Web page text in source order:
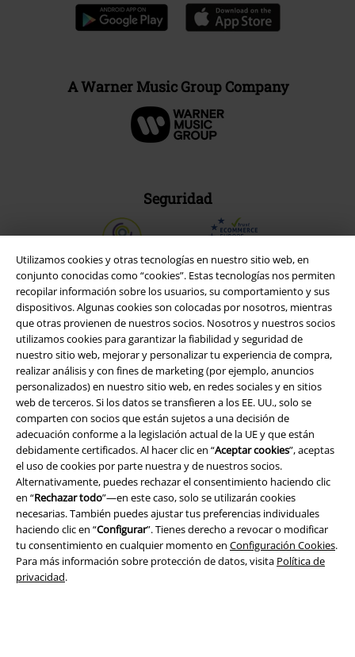
Utilizamos cookies y otras tecnologías en nuestro sitio web, en
conjunto conocidas como “cookies”. Estas tecnologías nos permiten
recopilar información sobre los usuarios, su comportamiento y sus
dispositivos. Algunas cookies son colocadas por nosotros, mientras
que otras provienen de nuestros socios. Nosotros y nuestros socios
utilizamos cookies para garantizar la fiabilidad y seguridad de
nuestro sitio web, mejorar y personalizar tu experiencia de compra,
realizar análisis y con fines de marketing (por ejemplo, anuncios
personalizados) en nuestro sitio web, en redes sociales y en sitios
web de terceros. Si los datos se transfieren a los EE. UU., solo se
comparten con socios que están sujetos a una decisión de
adecuación conforme a la legislación actual de la UE y que están
debidamente certificados. Al hacer clic en “Aceptar cookies”, aceptas
el uso de cookies por parte nuestra y de nuestros socios.
Alternativamente, puedes rechazar el consentimiento haciendo clic
en “Rechazar todo”—en este caso, solo se utilizarán cookies
necesarias. También puedes ajustar tus preferencias individuales
haciendo clic en “Configurar”. Tienes derecho a revocar o modificar
tu consentimiento en cualquier momento en Configuración Cookies.
Para más información sobre protección de datos, visita Política de
privacidad.
A Warner Music Group Company
Seguridad
Legal
Términos y Condiciones
Aviso Legal
Ley protección de datos
Eliminación de residuos y protección del medioambiente